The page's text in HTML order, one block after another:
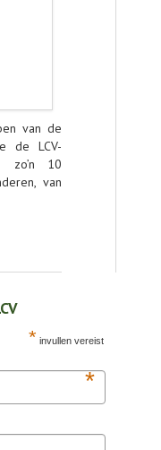
van de
de LCV-
zo’n 10
van
* invullen vereist
*